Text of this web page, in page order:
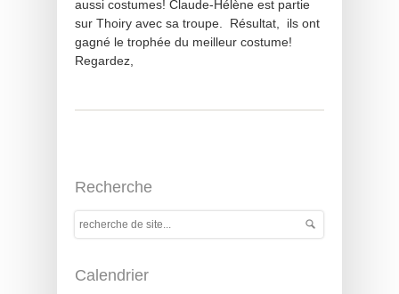
aussi costumes! Claude-Hélène est partie
sur Thoiry avec sa troupe. Résultat, ils ont
gagné le trophée du meilleur costume!
Regardez,
Recherche
Calendrier